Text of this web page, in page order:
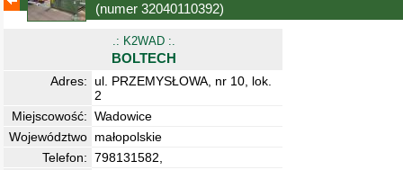
(numer 32040110392)
.: K2WAD :.
BOLTECH
Adres: ul. PRZEMYSŁOWA, nr 10, lok.
2
Miejscowość: Wadowice
Województwo małopolskie
Telefon: 798131582,